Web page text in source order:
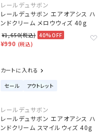
レールデュサボン
レールデュサボン エアオアシス ハ
ンドクリーム メロウウィズ 40g
¥1,650(税込) 40%OFF
¥990 (税込)
カートに入れる
セール アウトレット
レールデュサボン
レールデュサボン エアオアシス ハ
ンドクリーム スマイルウィズ 40g